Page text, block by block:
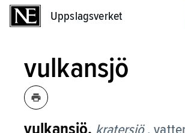
Uppslagsverket
vulkansjö
vulkansjö,